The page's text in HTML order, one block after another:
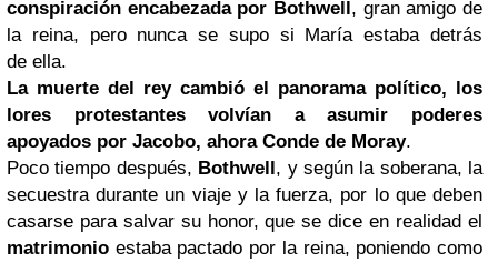
conspiración encabezada por Bothwell, gran amigo de
la reina, pero nunca se supo si María estaba detrás
de ella.
La muerte del rey cambió el panorama político, los
lores protestantes volvían a asumir poderes
apoyados por Jacobo, ahora Conde de Moray.
Poco tiempo después, Bothwell, y según la soberana, la
secuestra durante un viaje y la fuerza, por lo que deben
casarse para salvar su honor, que se dice en realidad el
matrimonio estaba pactado por la reina, poniendo como